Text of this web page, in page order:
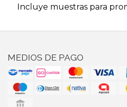
Incluye muestras para
MEDIOS DE PAGO